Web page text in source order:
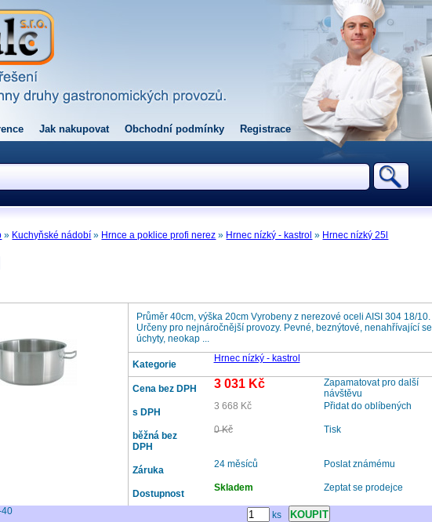
Jak nakupovat Obchodní podmínky Registrace
» Kuchyňské nádobí » Hrnce a poklice profi nerez » Hrnec nízký - kastrol » Hrnec nízký 25l
Průměr 40cm, výška 20cm Vyrobeny z nerezové oceli AISI 304 18/10.
Určeny pro nejnáročnější provozy. Pevné, beznýtové, nenahřívající se
úchyty, neokap ...
Kategorie
Hrnec nízký - kastrol
Cena bez DPH 3 031 Kč
Zapamatovat pro další
návštěvu
s DPH
3 668 Kč Přidat do oblíbených
běžná bez
DPH
0 Kč Tisk
Záruka
24 měsíců Poslat známému
Dostupnost
Skladem Zeptat se prodejce
ks